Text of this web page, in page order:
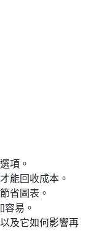
項。
能回收成本。
省圖表。
易。
及它如何影響再